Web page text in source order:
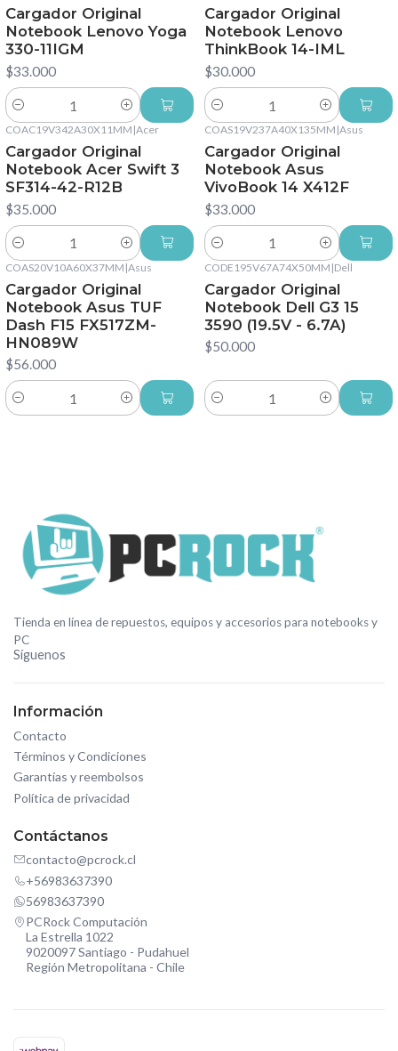
Cargador Original
Notebook Lenovo Yoga
330-11IGM
$33.000
Cantidad
Cargador Original
Notebook Lenovo
ThinkBook 14-IML
$30.000
Cantidad
COAC19V342A30X11MM |Acer
Cargador Original
Notebook Acer Swift 3
SF314-42-R12B
$35.000
Cantidad
COAS19V237A40X135MM |Asus
Cargador Original
Notebook Asus
VivoBook 14 X412F
$33.000
Cantidad
COAS20V10A60X37MM |Asus
Cargador Original
Notebook Asus TUF
Dash F15 FX517ZM-
HN089W
$56.000
Cantidad
CODE195V67A74X50MM |Dell
Cargador Original
Notebook Dell G3 15
3590 (19.5V - 6.7A)
$50.000
Cantidad
Tienda en línea de repuestos, equipos y accesorios para notebooks y
PC
Síguenos
Información
Contacto
Términos y Condiciones
Garantías y reembolsos
Política de privacidad
Contáctanos
contacto@pcrock.cl
+56983637390
56983637390
PCRock Computación
La Estrella 1022
9020097 Santiago - Pudahuel
Región Metropolitana - Chile